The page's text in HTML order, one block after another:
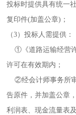
投标时提供具有统一
复印件(加盖公章)；
（3）投标人需提供：
①《道路运输经营许
许可在有效期内；
②经会计师事务所审
告原件，并加盖公章
利润表、现金流量表